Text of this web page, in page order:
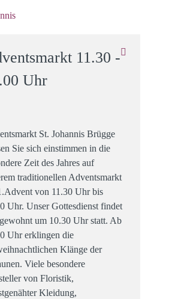
11.30 -
Uhr
St. Johannis Brügge
Sie sich einstimmen in die
Zeit des Jahres auf
traditionellen Adventsmarkt
von 11.30 Uhr bis
Uhr. Unser Gottesdienst findet
um 10.30 Uhr statt. Ab
Uhr erklingen die
Klänge der
Viele besondere
von Floristik,
Kleidung,